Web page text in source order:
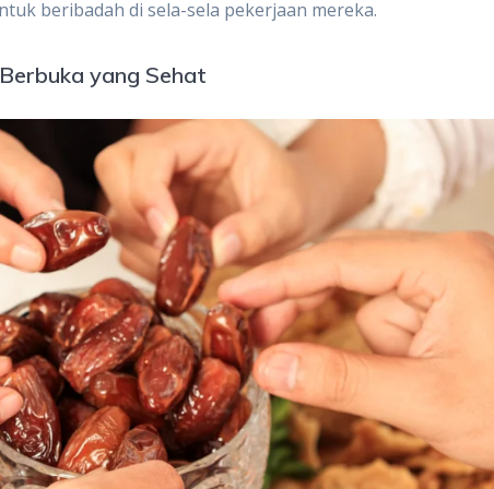
beribadah di sela-sela pekerjaan mereka.
yang Sehat